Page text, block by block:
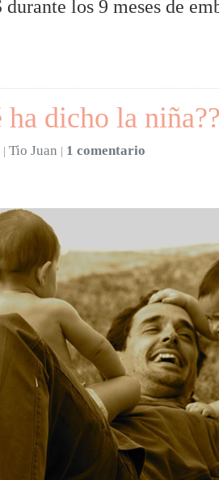
los 9 meses de
ha dicho la
| Tio Juan | 1 comentario